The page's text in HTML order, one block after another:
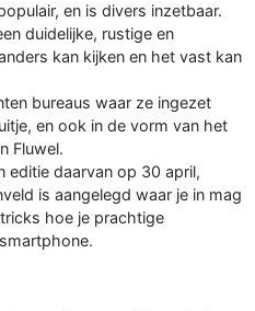
en is divers inzetbaar.
duidelijke, rustige en
kan kijken en het vast kan
bureaus waar ze ingezet
en ook in de vorm van het
Fluwel.
editie daarvan op 30 april,
is aangelegd waar je in mag
hoe je prachtige